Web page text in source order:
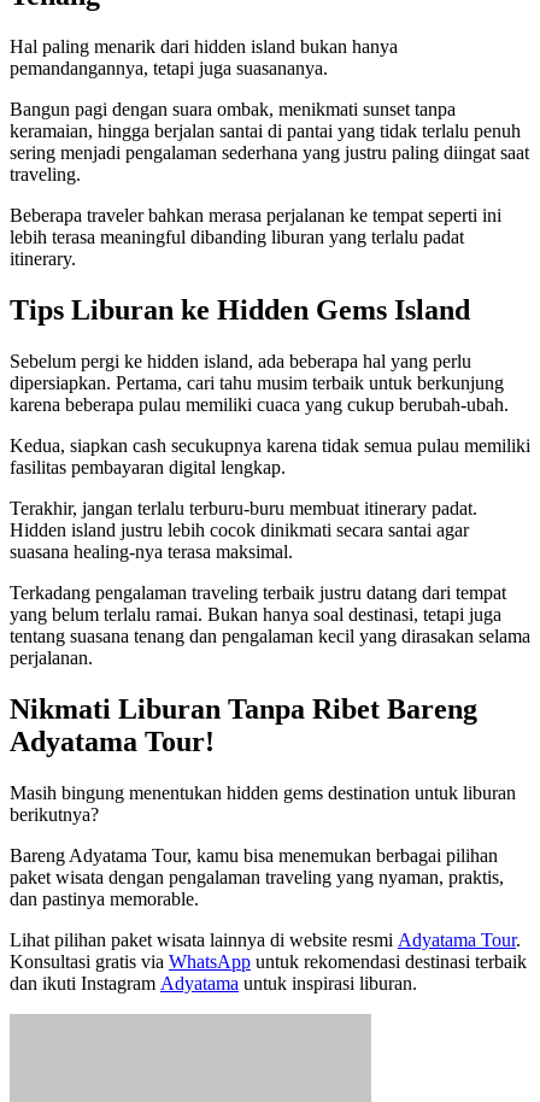
Hal paling menarik dari hidden island bukan hanya
pemandangannya, tetapi juga suasananya.
Bangun pagi dengan suara ombak, menikmati sunset tanpa
keramaian, hingga berjalan santai di pantai yang tidak terlalu penuh
sering menjadi pengalaman sederhana yang justru paling diingat saat
traveling.
Beberapa traveler bahkan merasa perjalanan ke tempat seperti ini
lebih terasa meaningful dibanding liburan yang terlalu padat
itinerary.
Tips Liburan ke Hidden Gems Island
Sebelum pergi ke hidden island, ada beberapa hal yang perlu
dipersiapkan. Pertama, cari tahu musim terbaik untuk berkunjung
karena beberapa pulau memiliki cuaca yang cukup berubah-ubah.
Kedua, siapkan cash secukupnya karena tidak semua pulau memiliki
fasilitas pembayaran digital lengkap.
Terakhir, jangan terlalu terburu-buru membuat itinerary padat.
Hidden island justru lebih cocok dinikmati secara santai agar
suasana healing-nya terasa maksimal.
Terkadang pengalaman traveling terbaik justru datang dari tempat
yang belum terlalu ramai. Bukan hanya soal destinasi, tetapi juga
tentang suasana tenang dan pengalaman kecil yang dirasakan selama
perjalanan.
Nikmati Liburan Tanpa Ribet Bareng
Adyatama Tour!
Masih bingung menentukan hidden gems destination untuk liburan
berikutnya?
Bareng Adyatama Tour, kamu bisa menemukan berbagai pilihan
paket wisata dengan pengalaman traveling yang nyaman, praktis,
dan pastinya memorable.
Lihat pilihan paket wisata lainnya di website resmi Adyatama Tour.
Konsultasi gratis via WhatsApp untuk rekomendasi destinasi terbaik
dan ikuti Instagram Adyatama untuk inspirasi liburan.